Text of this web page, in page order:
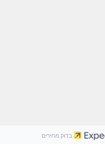
·בדוק מחירים